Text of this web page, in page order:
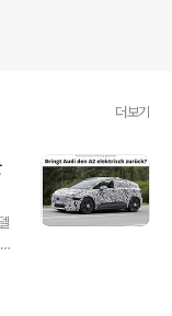
더보기